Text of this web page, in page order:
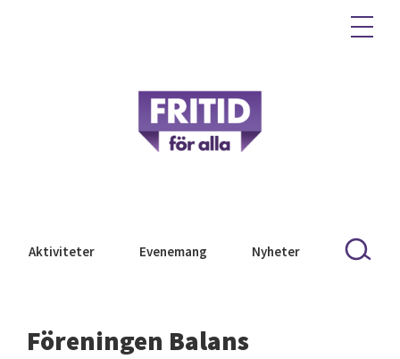
Aktiviteter Evenemang Nyheter
Föreningen Balans